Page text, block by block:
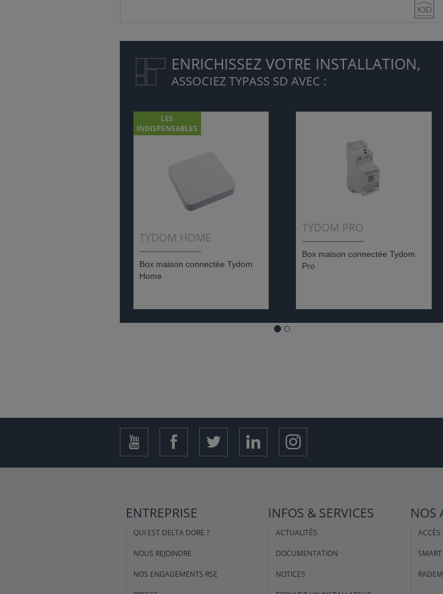
ENRICHISSEZ VOTRE INSTALLATION,
ASSOCIEZ TYPASS SD AVEC :
LES
INDISPENSABLES
TYDOM HOME
Box maison connectée Tydom
Home
TYDOM PRO
Box maison connectée Tydom
Pro
ENTREPRISE
QUI EST DELTA DORE ?
NOUS REJOINDRE
NOS ENGAGEMENTS RSE
INFOS & SERVICES
ACTUALITÉS
DOCUMENTATION
NOTICES
NOS
ACCÈS